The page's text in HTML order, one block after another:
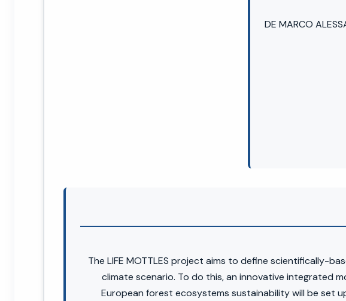
DE MARCO
The LIFE MOTTLES project aims to define scientifically-
climate scenario. To do this, an innovative integrated
European forest ecosystems sustainability will be set